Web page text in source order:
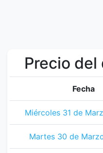
Precio del
Fecha
Miércoles 31 de
Martes 30 de